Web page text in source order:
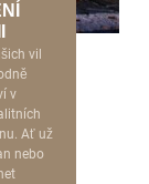
vil
v
Ať už
nebo